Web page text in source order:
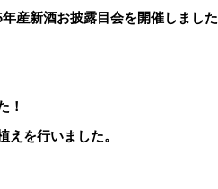
産新酒お披露目会を開催しました
！
を行いました。